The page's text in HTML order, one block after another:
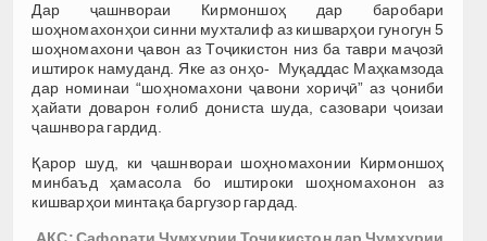
Дар ҷашнвораи Кирмоншоҳ дар баробари
шоҳномахонҳои синни мухталиф аз кишварҳои гуногун 5
шоҳномахони ҷавон аз Тоҷикистон низ ба таври маҷозӣ
иштирок намуданд. Яке аз онҳо- Муқаддас Маҳкамзода
дар номинаи “шоҳномахони ҷавони хориҷӣ” аз ҷониби
ҳайати доварон ғолиб дониста шуда, сазовари ҷоизаи
ҷашнвора гардид.
Қарор шуд, ки ҷашнвораи шоҳномахонии Кирмоншоҳ
минбаъд ҳамасола бо иштироки шоҳномахонон аз
кишварҳои минтақа баргузор гардад.